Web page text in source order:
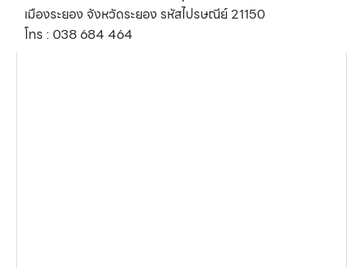
เมืองระยอง จังหวัดระยอง รหัสไปรษณีย์ 21150
โทร : 038 684 464